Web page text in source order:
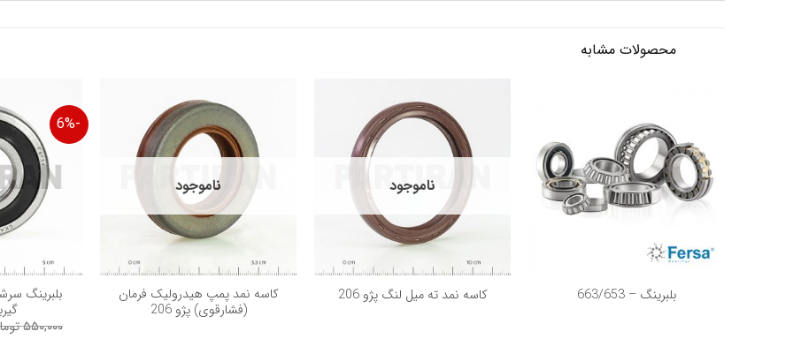
محصولات مشابه
بلبرینگ – 663/653
ناموجود
كاسه نمد ته ميل لنگ پژو 206
ناموجود
كاسه نمد پمپ هیدرولیک فرمان
(فشارقوی) پژو 206
-6%
بلبرينگ
۵۵۰,۰۰۰